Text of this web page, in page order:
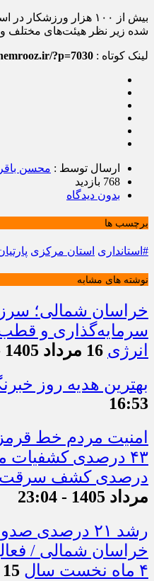
بیش از ۱۰۰ هزار
شده زیر نظر هیئت‌های مختلف
لینک کوتاه : ?p=7030
ارسال توسط : محسن
768 بازدید
بدون دیدگاه
برچسب ها
#استانداری استان مرکزی
نوشته های مشابه
خراسان شمالی؛
سرمایه‌گذاری و قطب
انرژی 16 مرداد 1405 - 17:05
بهترین هدیه روز
16:53
امنیت مردم خط
درصدی کشف سرقت
مرداد 1405 - 23:04
رشد ۲۱ درصدی
۴ ماه نخست سال
15 مرداد 1405 - 0:03